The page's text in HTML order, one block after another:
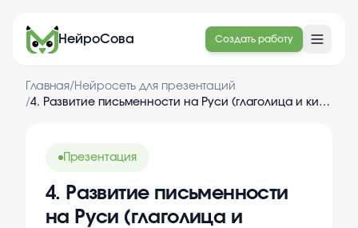
НейроСова Создать работу
Главная/ Нейросеть для презентаций
/
4. Развитие письменности на Руси (глаголица и кириллица Кирилла и Мефодия, распространение грамотности)
Презентация
4. Развитие письменности
на Руси (глаголица и